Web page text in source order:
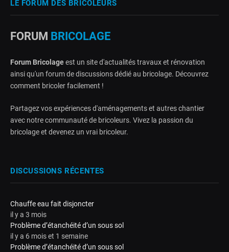
LE FORUM DES BRICOLEURS
FORUM BRICOLAGE
Forum Bricolageest un site d'actualités travaux et rénovation
ainsi qu'un forum de discussions dédié au bricolage. Découvrez
comment bricoler facilement !
Partagez vos expériences d'aménagements et autres chantier
avec notre communauté de bricoleurs. Vivez la passion du
bricolage et devenez un vrai bricoleur.
DISCUSSIONS RÉCENTES
Chauffe eau fait disjoncter
il y a 3 mois
Problème d’étanchéité d’un sous sol
il y a 6 mois et 1 semaine
Problème d’étanchéité d’un sous sol